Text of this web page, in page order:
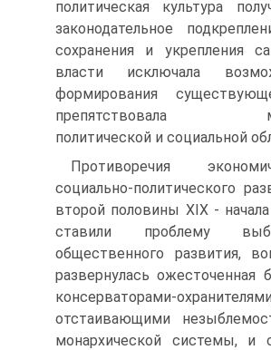
политическая культура
законодательное
сохранения и укрепления
власти исключала
формирования
препятствовала
политической и социальной
Противоречия
социально-полити­ческого
второй половины XIX -
ставили проблему
общественного развития,
развернулась ожесточенная
кон­серваторами-
отстаивающими
монархической системы, и